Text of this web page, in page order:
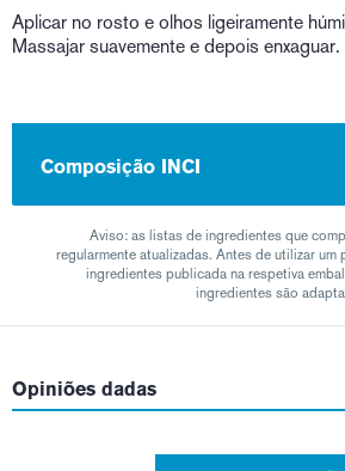
Aplicar no rosto e olhos ligeiramente
Massajar suavemente e depois enxaguar.
Composição INCI
Aviso: as listas de ingredientes que
regularmente atualizadas. Antes de utilizar
ingredientes publicada na respetiva
ingredientes são
Opiniões dadas